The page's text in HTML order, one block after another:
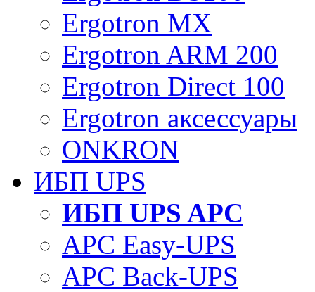
Ergotron MX
Ergotron ARM 200
Ergotron Direct 100
Ergotron аксессуары
ONKRON
ИБП UPS
ИБП UPS APC
APC Easy-UPS
APC Back-UPS